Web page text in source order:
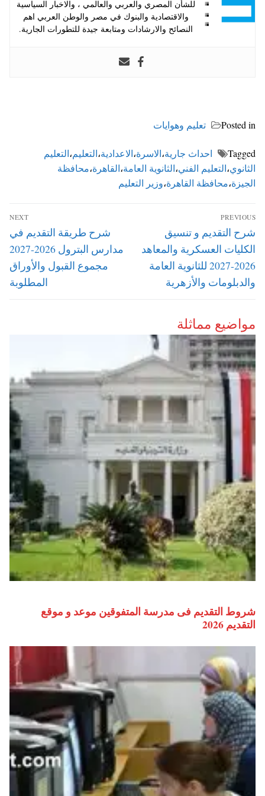
للشأن المصري والعربي والعالمي ، والاخبار السياسية
والاقتصادية والبنوك في مصر والوطن العربي اهم
النصائح والارشادات ومتابعة جيدة للتطورات الجارية.
Posted in تعليم وهوايات
Tagged احداث جارية،الاسرة،الاعدادية،التعليم،التعليم
الثانوي،التعليم الفني،الثانوية العامة،القاهرة،محافظة
الجيزة،محافظة القاهرة،وزير التعليم
تصفّح
المقالات
PREVIOUS
Previous
post:
شرح التقديم و تنسيق
الكليات العسكرية والمعاهد
2026-2027 للثانوية العامة
والدبلومات والأزهرية
NEXT
Next
post:
شرح طريقة التقديم في
مدارس البترول 2026-2027
مجموع القبول والأوراق
المطلوبة
مواضيع مماثلة
شروط التقديم فى مدرسة المتفوقين موعد و موقع
التقديم 2026